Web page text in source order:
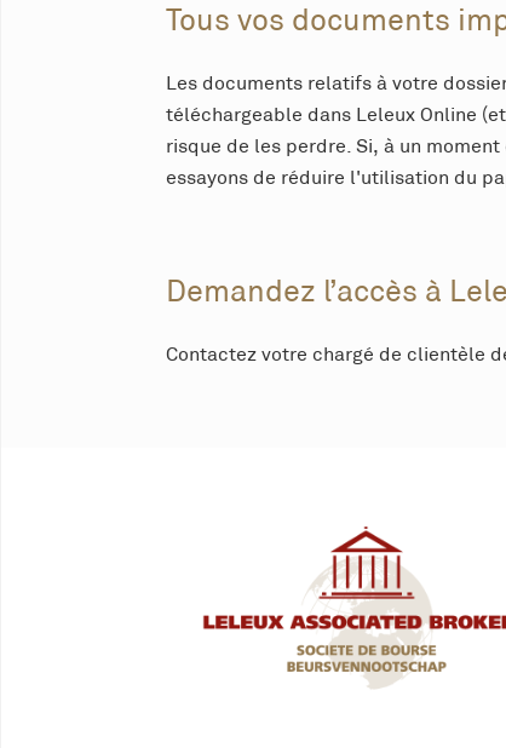
Tous vos documents
Les documents relatifs à votre
téléchargeable dans Leleux Online
risque de les perdre. Si, à un
essayons de réduire l'utilisation du
Demandez l’accès à
Contactez votre chargé de clientèle